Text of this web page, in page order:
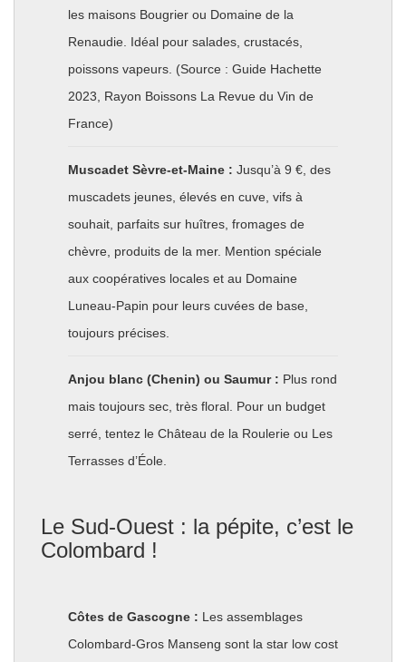
les maisons Bougrier ou Domaine de la
Renaudie. Idéal pour salades, crustacés,
poissons vapeurs. (Source : Guide Hachette
2023, Rayon Boissons La Revue du Vin de
France)
Muscadet Sèvre-et-Maine : Jusqu’à 9 €, des
muscadets jeunes, élevés en cuve, vifs à
souhait, parfaits sur huîtres, fromages de
chèvre, produits de la mer. Mention spéciale
aux coopératives locales et au Domaine
Luneau-Papin pour leurs cuvées de base,
toujours précises.
Anjou blanc (Chenin) ou Saumur : Plus rond
mais toujours sec, très floral. Pour un budget
serré, tentez le Château de la Roulerie ou Les
Terrasses d’Éole.
Le Sud-Ouest : la pépite, c’est le
Colombard !
Côtes de Gascogne : Les assemblages
Colombard-Gros Manseng sont la star low cost